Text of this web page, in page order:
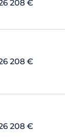
208 €
208 €
208 €